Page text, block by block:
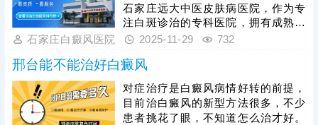
石家庄远大中医皮肤病医院，作为专
注白斑诊治的专科医院，拥有成熟技
术、齐全诊疗设备及现代化治疗方
诊疗服务。医院在白癜风诊断、治疗
及抗复发等方面积累了丰富经验，祛
白效果经过临床实践检验，可为有需
求的患者提供医疗支持。
石家庄白癜风医院 2025-11-29 732
邢台能不能治好白癜风
对症治疗是白癜风病情好转的前提，
目前治白癜风的新型方法很多，不少
患者挑花了眼，不知道怎么治才好。